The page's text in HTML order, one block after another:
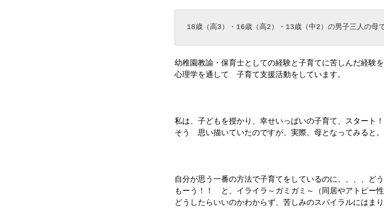
18歳（高3）・ 16歳（高2）・ 13歳（中2）の男子三人の母
幼稚園教諭・保育士としての経験と子育てに苦しんだ経験を
心理学を通して 子育て支援活動をしています。
私は、子どもを授かり、幸せいっぱいの子育て、スタート！
そう 思い描いていたのですが、実際、母となってみると
自分が思う一番の方法で子育てをしているのに、、、、ど
もーう！！ と、イライラ～ガミガミ～（同居やアトピー性
どうしたらいいのかわからず、苦しみのスパイラルにはま